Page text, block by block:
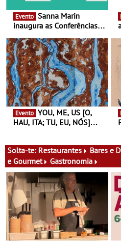
Evento
inaugura as Conferências
Antiga primeira-ministra da
Finlândia é a convidada da
primeira edição do novo
ciclo de debates dedicado
aos grandes temas do
nosso tempo
Evento
HAU, ITA; TU, EU, NÓS]
13 de Dezembro
Solta-te: Restaurantes Bares e
e Gourmet
Gastronomia